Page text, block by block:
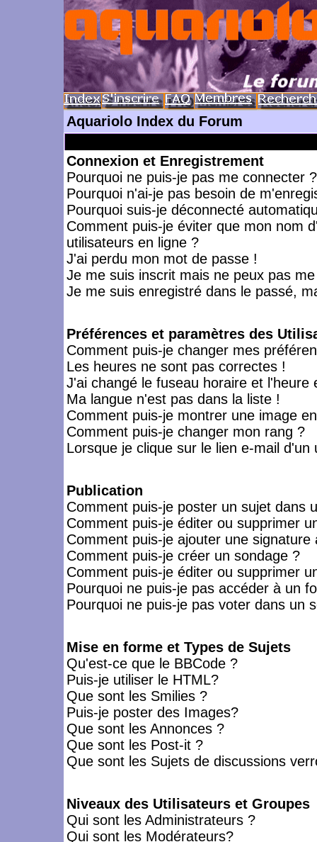
Aquariolo Index du Forum
Connexion et Enregistrement
Pourquoi ne puis-je pas me connecter ?
Pourquoi n'ai-je pas besoin de
Pourquoi suis-je déconnecté
Comment puis-je éviter que mon nom
utilisateurs en ligne ?
J'ai perdu mon mot de passe !
Je me suis inscrit mais ne peux pas
Je me suis enregistré dans le passé,
Préférences et paramètres des
Comment puis-je changer mes
Les heures ne sont pas correctes !
J'ai changé le fuseau horaire et l'heure
Ma langue n'est pas dans la liste !
Comment puis-je montrer une image
Comment puis-je changer mon rang ?
Lorsque je clique sur le lien e-mail
Publication
Comment puis-je poster un sujet dans
Comment puis-je éditer ou supprimer
Comment puis-je ajouter une signature
Comment puis-je créer un sondage ?
Comment puis-je éditer ou supprimer
Pourquoi ne puis-je pas accéder à un
Pourquoi ne puis-je pas voter dans un
Mise en forme et Types de Sujets
Qu'est-ce que le BBCode ?
Puis-je utiliser le HTML?
Que sont les Smilies ?
Puis-je poster des Images?
Que sont les Annonces ?
Que sont les Post-it ?
Que sont les Sujets de discussions
Niveaux des Utilisateurs et Groupes
Qui sont les Administrateurs ?
Qui sont les Modérateurs?